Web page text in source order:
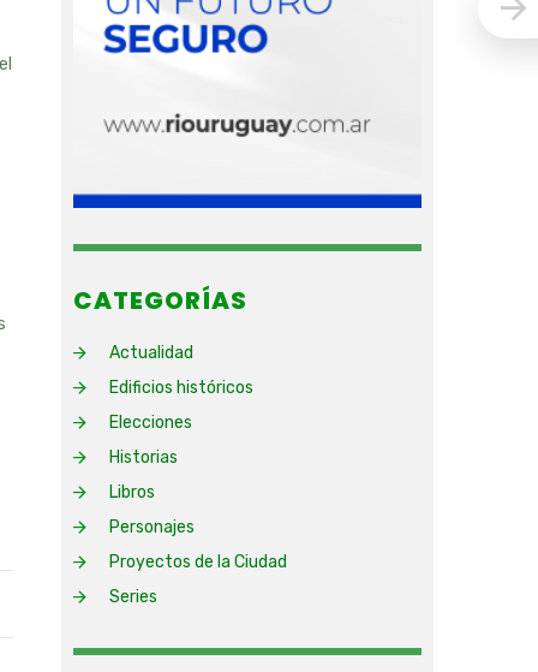
CATEGORÍAS
Actualidad
Edificios históricos
Elecciones
Historias
Libros
Personajes
Proyectos de la Ciudad
Series